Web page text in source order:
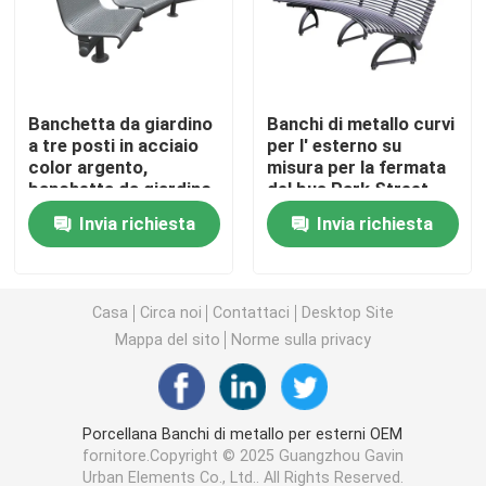
Banchi di plastica riciclata per esterni
Tabelle di picnic all'aperto
Banchi da tavolo per esterni
Contenitori di spazzatura all'aperto
recipienti di riciclaggio all'aperto
Cenerino per sigarette all'aperto
Banchetta da giardino
a tre posti in acciaio
color argento,
banchetta da giardino
curva in metallo con
schienaleInvia richiesta
Banchi di metallo curvi
per l' esterno su
misura per la fermata
del bus Park Street
Invia richiesta
Casa Circa noi Contattaci
Desktop Site
Mappa del sito
Norme sulla privacy
Porcellana Banchi di metallo per esterni OEM
fornitore.Copyright © 2025 Guangzhou Gavin
Urban Elements Co., Ltd.. All Rights Reserved.